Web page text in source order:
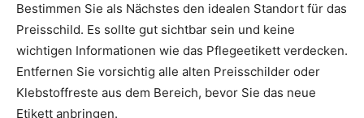
Bestimmen Sie als Nächstes den idealen Standort für das
Preisschild. Es sollte gut sichtbar sein und keine
wichtigen Informationen wie das Pflegeetikett verdecken.
Entfernen Sie vorsichtig alle alten Preisschilder oder
Klebstoffreste aus dem Bereich, bevor Sie das neue
Etikett anbringen.